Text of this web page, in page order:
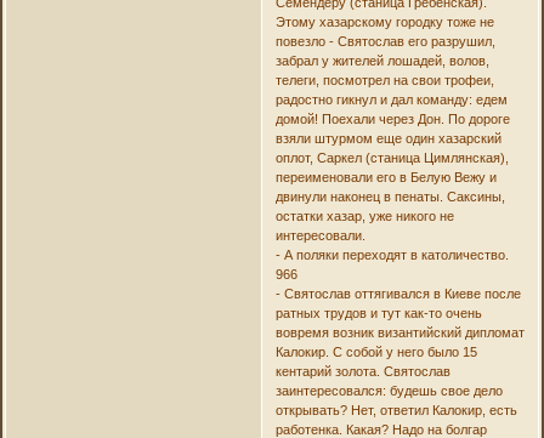
Этому хазарскому городку тоже не
повезло - Святослав его разрушил,
забрал у жителей лошадей, волов,
телеги, посмотрел на свои трофеи,
радостно гикнул и дал команду: едем
домой! Поехали через Дон. По дороге
взяли штурмом еще один хазарский
оплот, Саркел (станица Цимлянская),
переименовали его в Белую Вежу и
двинули наконец в пенаты. Саксины,
остатки хазар, уже никого не
интересовали.
- А поляки переходят в католичество.
966
- Святослав оттягивался в Киеве после
ратных трудов и тут как-то очень
вовремя возник византийский дипломат
Калокир. С собой у него было 15
кентарий золота. Святослав
заинтересовался: будешь свое дело
открывать? Нет, ответил Калокир, есть
работенка. Какая? Надо на болгар